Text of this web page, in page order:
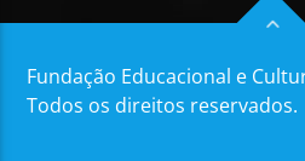
Fundação Educacional e
Todos os direitos reservados.